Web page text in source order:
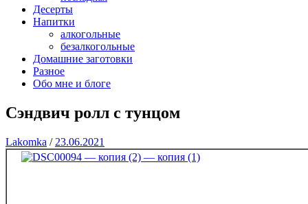
Десерты
Напитки
алкогольные
безалкогольные
Домашние заготовки
Разное
Обо мне и блоге
Сэндвич ролл с тунцом
Lakomka / 23.06.2021